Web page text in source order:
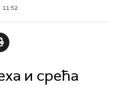
11:52
и срећа